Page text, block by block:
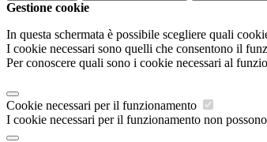
Gestione cookie
In questa schermata è possibile scegliere quali
I cookie necessari sono quelli che consentono il
Per conoscere quali sono i cookie necessari al
Cookie necessari per il funzionamento
I cookie necessari per il funzionamento non